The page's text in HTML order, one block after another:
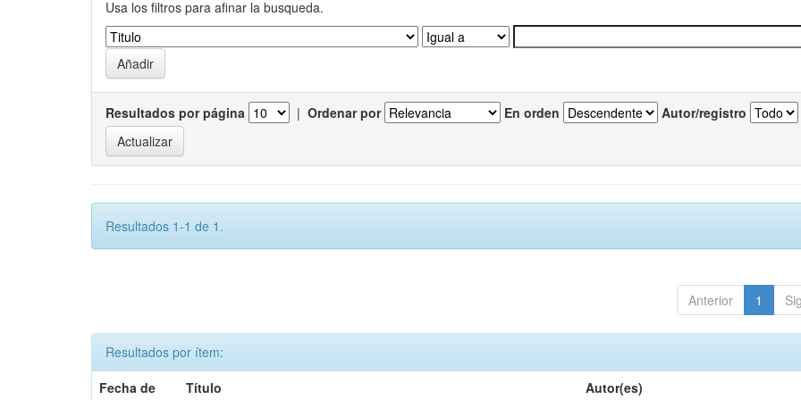
Usa los filtros para afinar la busqueda.
Resultados por página | Ordenar por En orden Autor/registro
Resultados 1-1 de 1.
Anterior 1
Resultados por ítem:
Fecha de
Título Autor(es)